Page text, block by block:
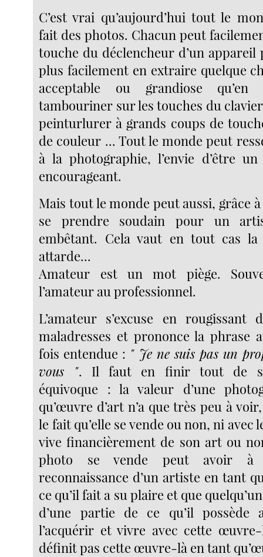
C’est vrai qu’aujourd’hui tout le
fait des photos. Chacun peut
touche du déclencheur d’un appareil
plus facilement en extraire quelque
acceptable ou grandiose
tambouriner sur les touches du
peinturlurer à grands coups de
de couleur ... Tout le monde peut
à la photographie, l’envie d’être
encourageant.
Mais tout le monde peut aussi, grâce
se prendre soudain pour un
embêtant. Cela vaut en tout cas la
attarde...
Amateur est un mot piège.
l’amateur au professionnel.
L’amateur s’excuse en rougissant
maladresses et prononce la phrase
fois entendue : " Je ne suis pas un
vous ". Il faut en finir tout de
équivoque : la valeur d’une
qu’œuvre d’art n’a que très peu à
le fait qu’elle se vende ou non, ni avec
vive financièrement de son art ou
photo se vende peut avoir
reconnaissance d’un artiste en tant
ce qu’il fait a su plaire et que
d’une partie de ce qu’il possède
l’acquérir et vivre avec cette
définit pas cette œuvre-là en tant